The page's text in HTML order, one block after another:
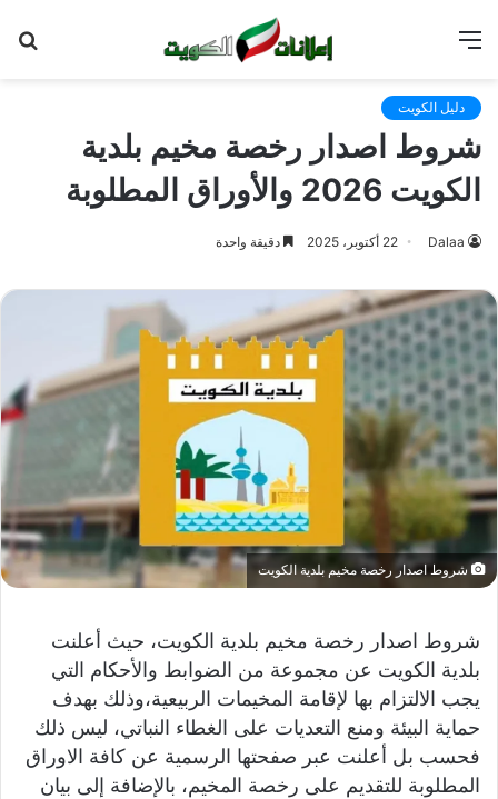
دليل الكويت
شروط اصدار رخصة مخيم بلدية
الكويت 2026 والأوراق المطلوبة
Dalaa 22 أكتوبر، 2025 دقيقة واحدة
شروط اصدار رخصة مخيم بلدية الكويت
شروط اصدار رخصة مخيم بلدية الكويت، حيث أعلنت
بلدية الكويت عن مجموعة من الضوابط والأحكام التي
يجب الالتزام بها لإقامة المخيمات الربيعية،وذلك بهدف
حماية البيئة ومنع التعديات على الغطاء النباتي، ليس ذلك
فحسب بل أعلنت عبر صفحتها الرسمية عن كافة الاوراق
المطلوبة للتقديم على رخصة المخيم، بالإضافة إلى بيان